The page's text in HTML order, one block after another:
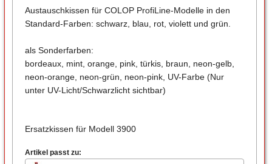
Austauschkissen für COLOP ProfiLine-Modelle in den
Standard-Farben: schwarz, blau, rot, violett und grün.
als Sonderfarben:
bordeaux, mint, orange, pink, türkis, braun, neon-gelb,
neon-orange, neon-grün, neon-pink, UV-Farbe (Nur
unter UV-Licht/Schwarzlicht sichtbar)
Ersatzkissen für Modell 3900
Artikel passt zu: